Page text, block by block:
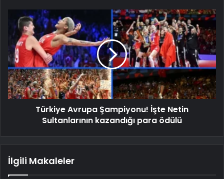
Türkiye Avrupa Şampiyonu! İşte Netin
Sultanlarının kazandığı para ödülü
İlgili Makaleler